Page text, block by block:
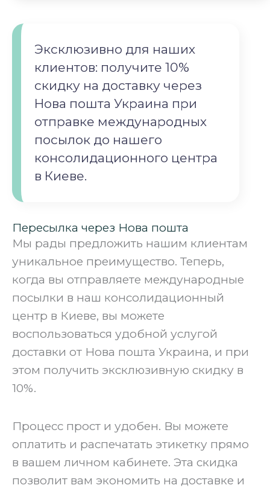
Эксклюзивно для наших
клиентов: получите 10%
скидку на доставку через
Нова пошта Украина при
отправке международных
посылок до нашего
консолидaционного центра
в Киеве.
Пересылка через Нова пошта
Мы рады предложить нашим клиентам
уникальное преимущество. Теперь,
когда вы отправляете международные
посылки в наш консолидационный
центр в Киеве, вы можете
воспользоваться удобной услугой
доставки от Нова пошта Украина, и при
этом получить эксклюзивную скидку в
10%.
‍Процесс прост и удобен. Вы можете
оплатить и распечатать этикетку прямо
в вашем личном кабинете. Эта скидка
позволит вам экономить на доставке и